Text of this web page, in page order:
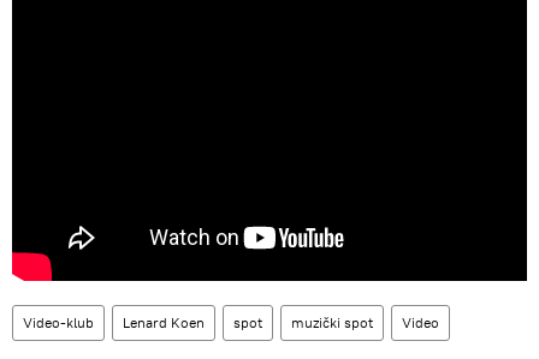
Video-klub Lenard Koen spot muzički spot Video